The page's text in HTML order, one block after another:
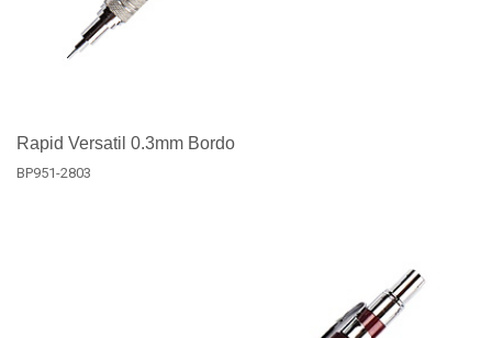
Rapid Versatil 0.3mm Bordo
BP951-2803